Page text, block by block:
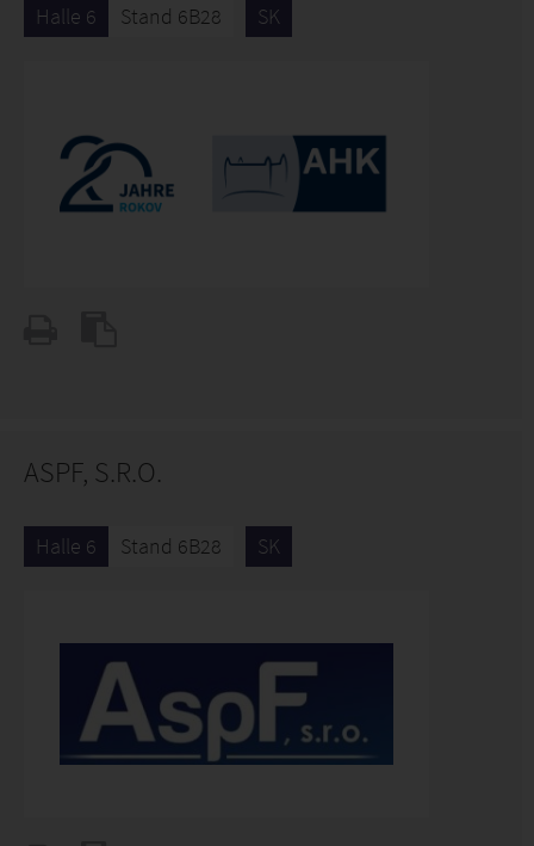
Halle 6 Stand 6B28 SK
ASPF, S.R.O.
Halle 6 Stand 6B28 SK